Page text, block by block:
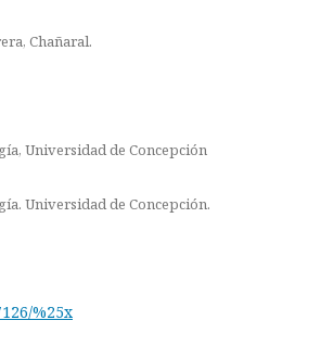
Chañaral.
Universidad de Concepción
Universidad de Concepción.
%25x